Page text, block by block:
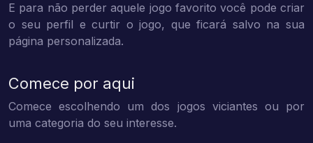
E para não perder aquele jogo favorito você pode criar
o seu perfil e curtir o jogo, que ficará salvo na sua
página personalizada.
Comece por aqui
Comece escolhendo um dos jogos viciantes ou por
uma categoria do seu interesse.